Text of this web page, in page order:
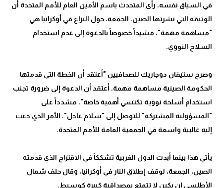
في السياق نفسه، رأى المتحدث باسم الأمين العام للأمم المتحدة أن
الوثيقة التي نشرتها الصين، الجمعة، حول النزاع في أوكرانيا هي
"مساهمة مهمة"، مشيداً خصوصاً بالدعوة إلى عدم استخدام
وصرح ستيفان دوجاريك للصحافيين "أعتقد أن الخطة التي قدمتها
الحكومة الصينية مساهمة مهمة. أعتقد أن الدعوة إلى ضرورة تجنب
استخدام أسلحة نووية تكتسي أهمية خاصة"، مشدداً على
"المسؤولية المشتركة" للتوصل إلى "سلام عادل"، الأمر الذي دعت
يأتي هذا بينما أبدت الدول الغربية تشككاً في الاقتراح الذي قدمته
الصين، الجمعة، لوقف إطلاق النار في أوكرانيا، وقال حلف شمال